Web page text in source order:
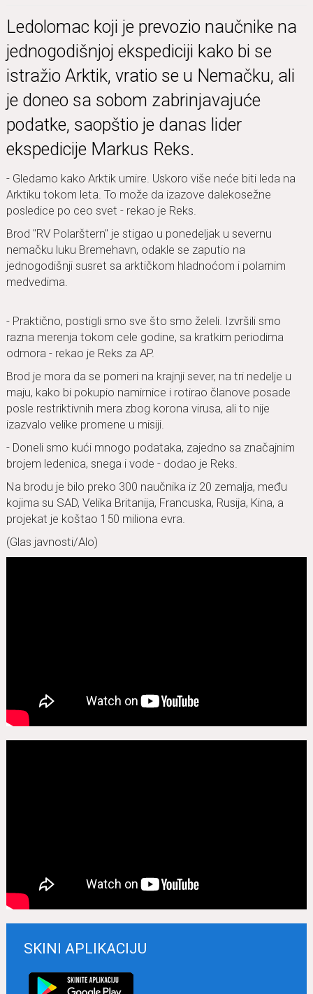
Ledolomac koji je prevozio naučnike na
jednogodišnjoj ekspediciji kako bi se
istražio Arktik, vratio se u Nemačku, ali
je doneo sa sobom zabrinjavajuće
podatke, saopštio je danas lider
ekspedicije Markus Reks.
- Gledamo kako Arktik umire. Uskoro više neće biti leda na
Arktiku tokom leta. To može da izazove dalekosežne
posledice po ceo svet - rekao je Reks.
Brod "RV Polarštern" je stigao u ponedeljak u severnu
nemačku luku Bremehavn, odakle se zaputio na
jednogodišnji susret sa arktičkom hladnoćom i polarnim
medvedima.
- Praktično, postigli smo sve što smo želeli. Izvršili smo
razna merenja tokom cele godine, sa kratkim periodima
odmora - rekao je Reks za AP.
Brod je mora da se pomeri na krajnji sever, na tri nedelje u
maju, kako bi pokupio namirnice i rotirao članove posade
posle restriktivnih mera zbog korona virusa, ali to nije
izazvalo velike promene u misiji.
- Doneli smo kući mnogo podataka, zajedno sa značajnim
brojem ledenica, snega i vode - dodao je Reks.
Na brodu je bilo preko 300 naučnika iz 20 zemalja, među
kojima su SAD, Velika Britanija, Francuska, Rusija, Kina, a
projekat je koštao 150 miliona evra.
(Glas javnosti/Alo)
SKINI APLIKACIJU